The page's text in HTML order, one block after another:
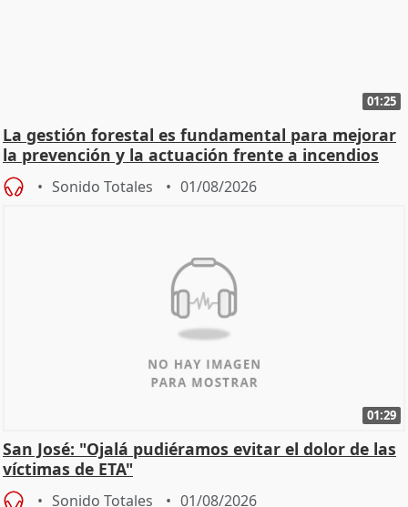
01:25
La gestión forestal es fundamental para mejorar
la prevención y la actuación frente a incendios
Sonido Totales 01/08/2026
01:29
San José: "Ojalá pudiéramos evitar el dolor de las
víctimas de ETA"
Sonido Totales 01/08/2026